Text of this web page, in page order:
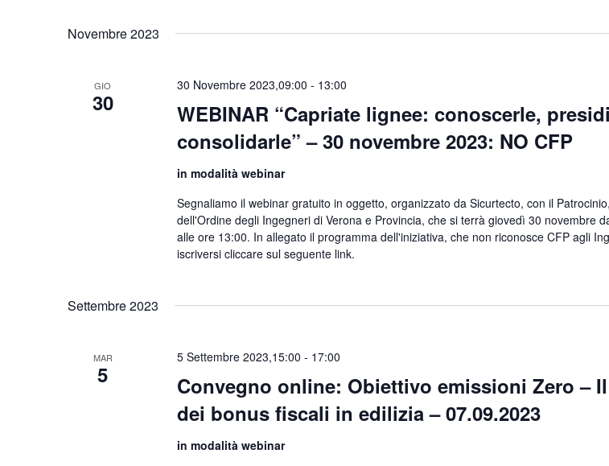
data.
Novembre 2023
GIO
30
WEBINAR “Capriate lignee: conoscerle,
consolidarle” – 30 novembre 2023: NO CFP
30 Novembre 2023,09:00 - 13:00
in modalità webinar
Segnaliamo il webinar gratuito in oggetto, organizzato da Sicurtecto, con il
dell'Ordine degli Ingegneri di Verona e Provincia, che si terrà giovedì 30 novembre
alle ore 13:00. In allegato il programma dell'iniziativa, che non riconosce CFP agli
iscriversi cliccare sul seguente link.
Settembre 2023
MAR
5
Convegno online: Obiettivo emissioni Zero –
dei bonus fiscali in edilizia – 07.09.2023
5 Settembre 2023,15:00 - 17:00
in modalità webinar